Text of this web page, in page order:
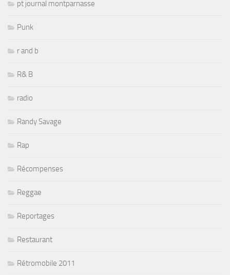
pt journal montparnasse
Punk
r and b
R& B
radio
Randy Savage
Rap
Récompenses
Reggae
Reportages
Restaurant
Rétromobile 2011